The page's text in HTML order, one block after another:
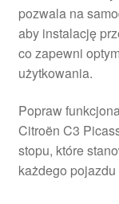
pozwala na
aby instalację
co zapewni
użytkowania.
Popraw
Citroën C3
stopu, które
każdego